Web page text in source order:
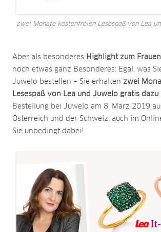
zwei Monate kostenfreien Lesespaß von Lea
Aber als besonderes Highlight zum
noch etwas ganz Besonderes: Egal, was
Juwelo bestellen – Sie erhalten zwei
Lesespaß von Lea und Juwelo gratis dazu
Bestellung bei Juwelo am 8. März 2019
Österreich und der Schweiz, auch im
Sie unbedingt dabei!